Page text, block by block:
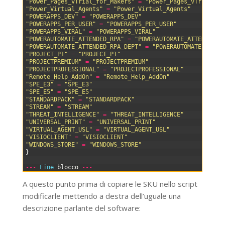
"Power_Pages_vTrial_for_Makers" =
"Power_Virtual_Agents" =
"Power_Virtual_Agents"
"POWERAPPS_DEV" =
"POWERAPPS_DEV"
"POWERAPPS_PER_USER" =
"POWERAPPS_PER_USER"
"POWERAPPS_VIRAL" =
"POWERAPPS_VIRAL"
"POWERAUTOMATE_ATTENDED_RPA" =
"POWERAUTOMATE_ATTENDED_RPA_DEPT" =
"PROJECT_P1" =
"PROJECT_P1"
"PROJECTPREMIUM" =
"PROJECTPREMIUM"
"PROJECTPROFESSIONAL" =
"PROJECTPROFESSIONAL"
"Remote_Help_AddOn" =
"Remote_Help_AddOn"
"SPE_E3" =
"SPE_E3"
"SPE_E5" =
"SPE_E5"
"STANDARDPACK" =
"STANDARDPACK"
"STREAM" =
"STREAM"
"THREAT_INTELLIGENCE" =
"THREAT_INTELLIGENCE"
"UNIVERSAL_PRINT" =
"UNIVERSAL_PRINT"
"VIRTUAL_AGENT_USL" =
"VIRTUAL_AGENT_USL"
"VISIOCLIENT" =
"VISIOCLIENT"
"WINDOWS_STORE" =
"WINDOWS_STORE"
}
-- - Fine blocco -- -
A questo punto prima di copiare le SKU nello script
modificarle mettendo a destra dell’uguale una
descrizione parlante del software: